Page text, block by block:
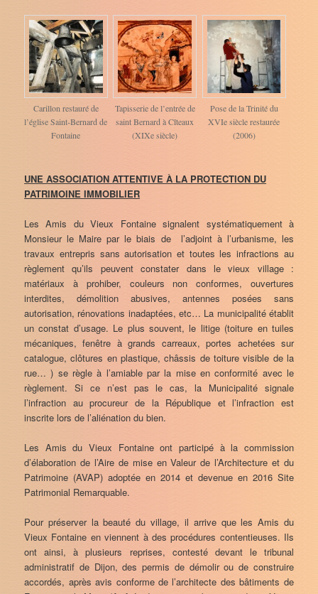
Carillon restauré de
l’église Saint-Bernard de
Fontaine
Tapisserie de l’entrée de
saint Bernard à Cîteaux
(XIXe siècle)
Pose de la Trinité du
XVIe siècle restaurée
(2006)
UNE ASSOCIATION ATTENTIVE À LA PROTECTION DU
PATRIMOINE IMMOBILIER
Les Amis du Vieux Fontaine signalent systématiquement à
Monsieur le Maire par le biais de l’adjoint à l’urbanisme, les
travaux entrepris sans autorisation et toutes les infractions au
règlement qu’ils peuvent constater dans le vieux village :
matériaux à prohiber, couleurs non conformes, ouvertures
interdites, démolition abusives, antennes posées sans
autorisation, rénovations inadaptées, etc… La municipalité établit
un constat d’usage. Le plus souvent, le litige (toiture en tuiles
mécaniques, fenêtre à grands carreaux, portes achetées sur
catalogue, clôtures en plastique, châssis de toiture visible de la
rue… ) se règle à l’amiable par la mise en conformité avec le
règlement. Si ce n’est pas le cas, la Municipalité signale
l’infraction au procureur de la République et l’infraction est
inscrite lors de l’aliénation du bien.
Les Amis du Vieux Fontaine ont participé à la commission
d’élaboration de l’Aire de mise en Valeur de l’Architecture et du
Patrimoine (AVAP) adoptée en 2014 et devenue en 2016 Site
Patrimonial Remarquable.
Pour préserver la beauté du village, il arrive que les Amis du
Vieux Fontaine en viennent à des procédures contentieuses. Ils
ont ainsi, à plusieurs reprises, contesté devant le tribunal
administratif de Dijon, des permis de démolir ou de construire
accordés, après avis conforme de l’architecte des bâtiments de